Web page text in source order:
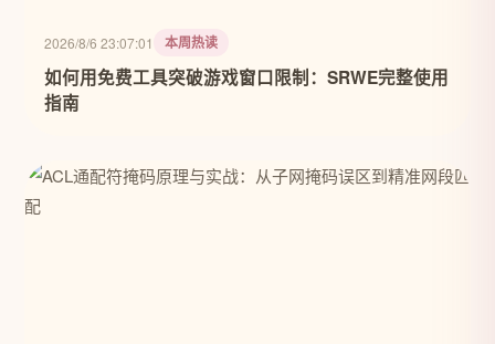
2026/8/6 23:07:01 本周热读
如何用免费工具突破游戏窗口限制：SRWE完整使用
指南